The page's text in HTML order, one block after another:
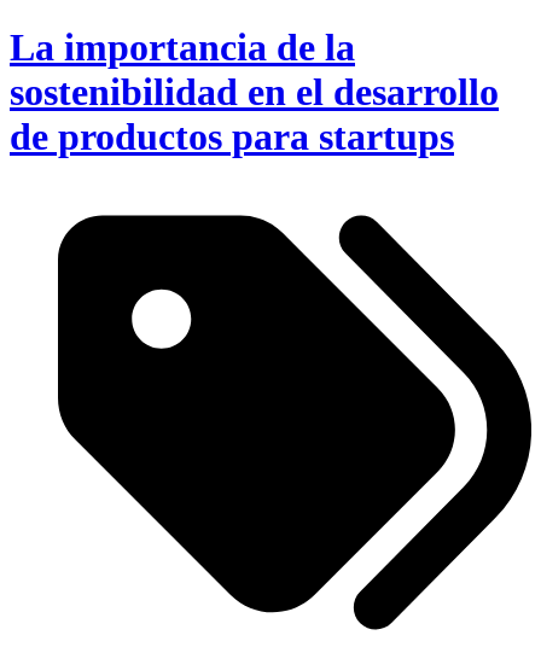
La importancia de la
sostenibilidad en el desarrollo
de productos para startups